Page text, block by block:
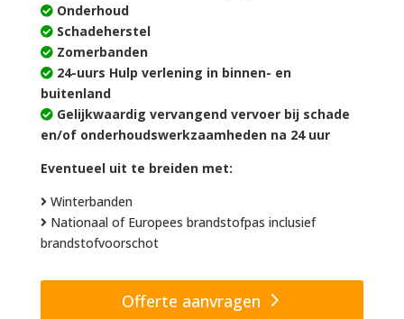
Onderhoud
Schadeherstel
Zomerbanden
24-uurs Hulp verlening in binnen- en
buitenland
Gelijkwaardig vervangend vervoer bij schade
en/of onderhoudswerkzaamheden na 24 uur
Eventueel uit te breiden met:
Winterbanden
Nationaal of Europees brandstofpas inclusief
brandstofvoorschot
Offerte aanvragen